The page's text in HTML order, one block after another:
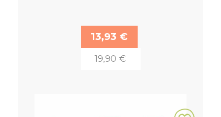
13,93 €
19,90 €